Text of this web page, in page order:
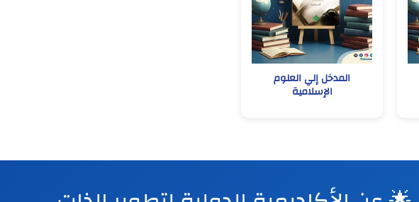
المدخل إلي العلوم
الإسلامية